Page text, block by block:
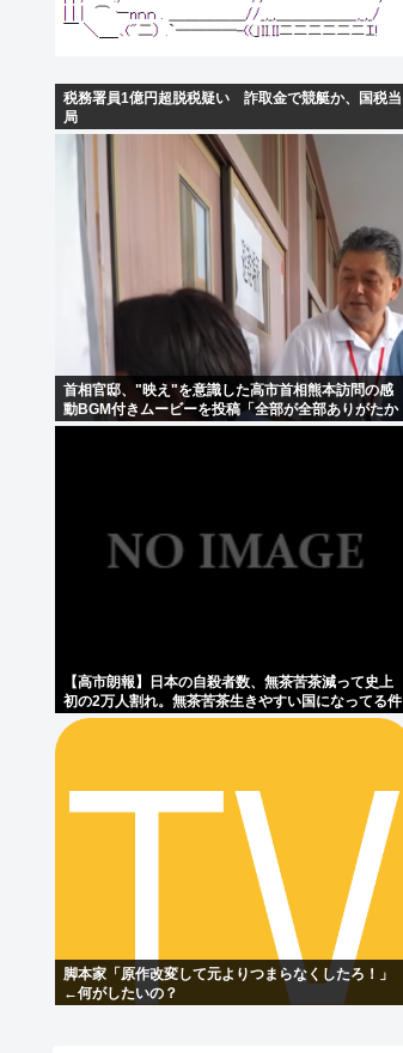
税務署員1億円超脱税疑い 詐取金で競艇か、国税当
局
首相官邸、"映え"を意識した高市首相熊本訪問の感
動BGM付きムービーを投稿「全部が全部ありがたか
ったです」
【高市朗報】日本の自殺者数、無茶苦茶減って史上
初の2万人割れ。無茶苦茶生きやすい国になってる件
www
脚本家「原作改変して元よりつまらなくしたろ！」
←何がしたいの？